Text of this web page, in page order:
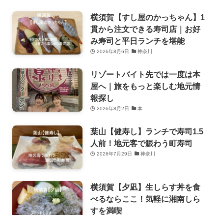
横須賀【すし屋のかっちゃん】1
貫から注文できる寿司店｜お好
み寿司と平日ランチを堪能
2026年8月6日 神奈川
リゾートバイト先では一度は本
屋へ｜旅をもっと楽しむ地元情
報探し
2026年8月2日 本
葉山【健寿し】ランチで寿司1.5
人前！地元客で賑わう町寿司
2026年7月29日 神奈川
横須賀【夕凪】生しらす丼を食
べるならここ！気軽に湘南しら
すを満喫